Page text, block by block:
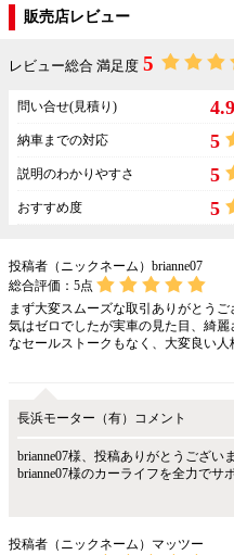
販売店レビュー
レビュー総合 満足度 5
問い合せ(見積り) 4.9
納車までの対応 5
説明のわかりやすさ 5
おすすめ度 5
投稿者（ニックネーム）brianne07
総合評価： 5点
まず大変スムーズな取引ありがとう
気はゼロでしたが実車の見た目、綺
なセールストークもなく、大変良い人
長浜モーター（有）コメント
brianne07様、投稿ありがとうござい
brianne07様のカーライフを全力で
投稿者（ニックネーム）マッツー